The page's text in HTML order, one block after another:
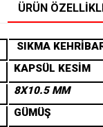
ÜRÜN
SIKMA
KAPSÜL KESİM
8X10.5 MM
GÜMÜŞ